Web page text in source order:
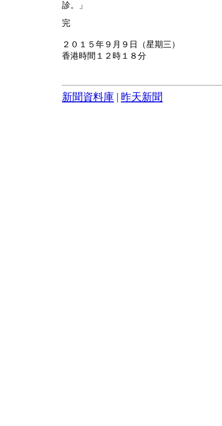
診。」
完
２０１５年９月９日（星期三）
香港時間１２時１８分
新聞資料庫 昨天新聞